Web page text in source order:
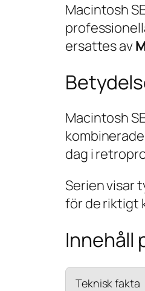
Macintosh
ersattes av
Macintosh
dag i
Serien visar
för de riktigt
Innehåll
Teknisk fakta